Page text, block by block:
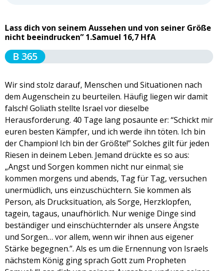
Lass dich von seinem Aussehen und von seiner Größe
nicht beeindrucken” 1.Samuel 16,7 HfA
B 365
Wir sind stolz darauf, Menschen und Situationen nach
dem Augenschein zu beurteilen. Häufig liegen wir damit
falsch! Goliath stellte Israel vor dieselbe
Herausforderung. 40 Tage lang posaunte er: “Schickt mir
euren besten Kämpfer, und ich werde ihn töten. Ich bin
der Champion! Ich bin der Größte!” Solches gilt für jeden
Riesen in deinem Leben. Jemand drückte es so aus:
„Angst und Sorgen kommen nicht nur einmal; sie
kommen morgens und abends, Tag für Tag, versuchen
unermüdlich, uns einzuschüchtern. Sie kommen als
Person, als Drucksituation, als Sorge, Herzklopfen,
tagein, tagaus, unaufhörlich. Nur wenige Dinge sind
beständiger und einschüchternder als unsere Ängste
und Sorgen… vor allem, wenn wir ihnen aus eigener
Stärke begegnen.”. Als es um die Ernennung von Israels
nächstem König ging sprach Gott zum Propheten